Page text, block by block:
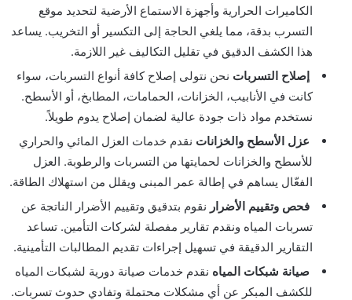
الكاميرات الحرارية وأجهزة الاستماع الأرضية لتحديد موقع
التسرب بدقة، مما يلغي الحاجة إلى التكسير أو التخريب. يساعد
هذا الكشف الدقيق في تقليل التكاليف غير اللازمة.
إصلاح التسربات نحن نتولى إصلاح كافة أنواع التسربات، سواء
كانت في الأنابيب، الخزانات، الحمامات، المطابخ، أو الأسطح.
نستخدم مواد ذات جودة عالية لضمان إصلاح يدوم طويلاً.
عزل الأسطح والخزانات نقدم خدمات العزل المائي والحراري
للأسطح والخزانات لحمايتها من التسربات والرطوبة. العزل
الفعّال يساهم في إطالة عمر المبنى ويقلل من استهلاك الطاقة.
فحص وتقييم الأضرار نقوم بتدقيق وتقييم الأضرار الناتجة عن
تسربات المياه ونقدم تقارير مفصلة لشركات التأمين. تساعد
التقارير الدقيقة في تسهيل إجراءات تقديم المطالبات التأمينية.
صيانة شبكات المياه نقدم خدمات صيانة دورية لشبكات المياه
للكشف المبكر عن أي مشكلات محتملة وتفادي حدوث تسربات.